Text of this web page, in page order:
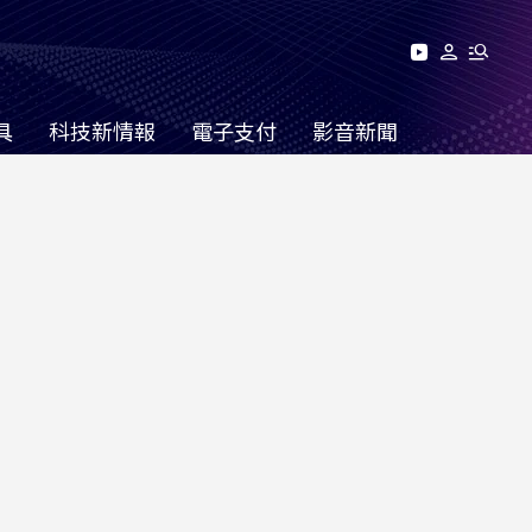
科技新情報 電子支付 影音新聞